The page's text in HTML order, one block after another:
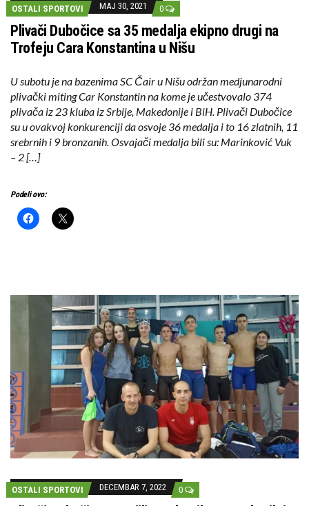
OSTALI SPORTOVI MAJ 30, 2021 0
Plivači Dubočice sa 35 medalja ekipno drugi na
Trofeju Cara Konstantina u Nišu
U subotu je na bazenima SC Čair u Nišu održan medjunarodni
plivački miting Car Konstantin na kome je učestvovalo 374
plivača iz 23 kluba iz Srbije, Makedonije i BiH. Plivači Dubočice
su u ovakvoj konkurenciji da osvoje 36 medalja i to 16 zlatnih, 11
srebrnih i 9 bronzanih. Osvajači medalja bili su: Marinković Vuk
– 2 […]
Podeli ovo:
OSTALI SPORTOVI DECEMBAR 7, 2022 0